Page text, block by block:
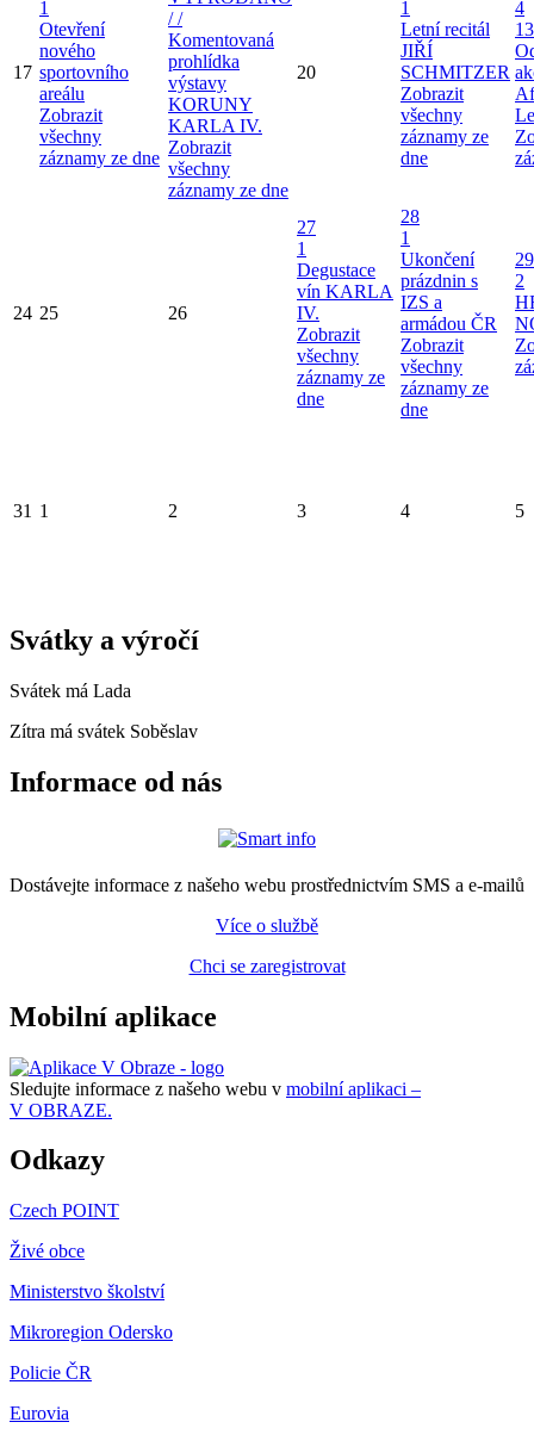
17
1
Otevření
nového
sportovního
areálu
Zobrazit
všechny
záznamy ze dne
/ /
Komentovaná
prohlídka
výstavy
KORUNY
KARLA IV.
Zobrazit
všechny
záznamy ze dne
20
1
Letní recitál
JIŘÍ
SCHMITZER
Zobrazit
všechny
záznamy ze
dne
4
24 25 26
27
1
Degustace
vín KARLA
IV.
Zobrazit
všechny
záznamy ze
dne
28
1
Ukončení
prázdnin s
IZS a
armádou ČR
Zobrazit
všechny
záznamy ze
dne
29
2
31 1 2 3 4 5
Svátky a výročí
Svátek má Lada
Zítra má svátek Soběslav
Informace od nás
Dostávejte informace z našeho webu prostřednictvím SMS a e-mailů
Více o službě
Chci se zaregistrovat
Mobilní aplikace
Sledujte informace z našeho webu v mobilní aplikaci –
V OBRAZE.
Odkazy
Czech POINT
Živé obce
Ministerstvo školství
Mikroregion Odersko
Policie ČR
Eurovia